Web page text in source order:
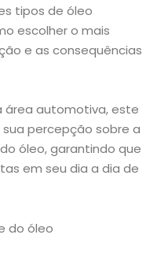
tipos de óleo
escolher o mais
e as consequências
área automotiva, este
percepção sobre a
óleo, garantindo que
em seu dia a dia de